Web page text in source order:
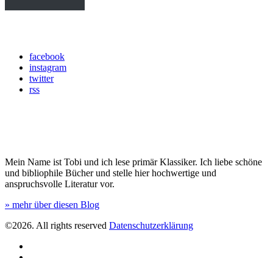
facebook
instagram
twitter
rss
Mein Name ist Tobi und ich lese primär Klassiker. Ich liebe schöne
und bibliophile Bücher und stelle hier hochwertige und
anspruchsvolle Literatur vor.
» mehr über diesen Blog
©2026. All rights reserved Datenschutzerklärung